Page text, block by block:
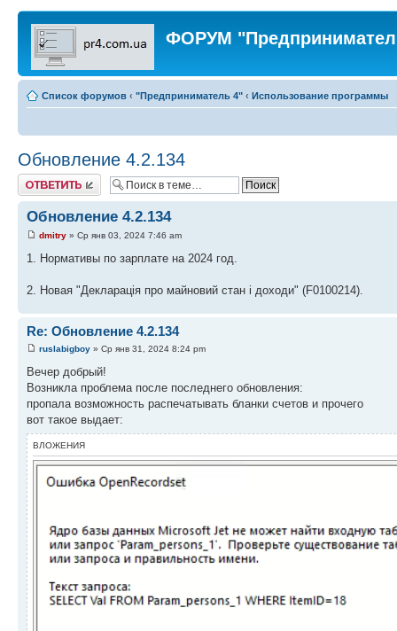
ФОРУМ
Список форумов ‹ "Предприниматель 4" ‹ Использование программы
Обновление 4.2.134
Ответить
Обновление 4.2.134
dmitry » Ср янв 03, 2024 7:46 am
1. Нормативы по зарплате на 2024 год.
2. Новая "Декларацiя про майновий стан i доходи" (F0100214).
Re: Обновление 4.2.134
ruslabigboy » Ср янв 31, 2024 8:24 pm
Вечер добрый!
Возникла проблема после последнего обновления:
пропала возможность распечатывать бланки счетов и прочего
вот такое выдает:
ВЛОЖЕНИЯ